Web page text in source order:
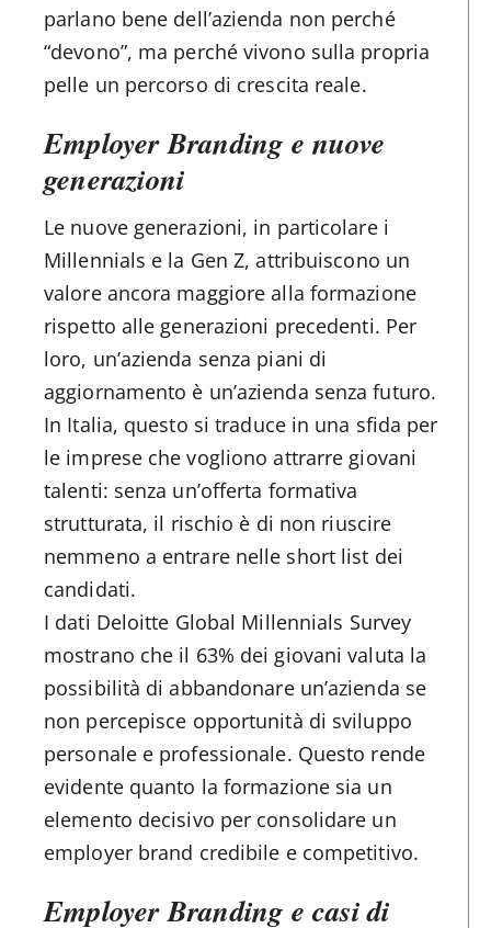
parlano bene dell’azienda non perché
“devono”, ma perché vivono sulla propria
pelle un percorso di crescita reale.
Employer Branding e nuove
generazioni
Le nuove generazioni, in particolare i
Millennials e la Gen Z, attribuiscono un
valore ancora maggiore alla formazione
rispetto alle generazioni precedenti. Per
loro, un’azienda senza piani di
aggiornamento è un’azienda senza futuro.
In Italia, questo si traduce in una sfida per
le imprese che vogliono attrarre giovani
talenti: senza un’offerta formativa
strutturata, il rischio è di non riuscire
nemmeno a entrare nelle short list dei
candidati.
I dati Deloitte Global Millennials Survey
mostrano che il 63% dei giovani valuta la
possibilità di abbandonare un’azienda se
non percepisce opportunità di sviluppo
personale e professionale. Questo rende
evidente quanto la formazione sia un
elemento decisivo per consolidare un
employer brand credibile e competitivo.
Employer Branding e casi di